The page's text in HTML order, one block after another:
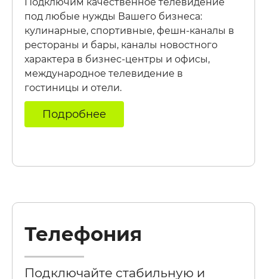
под любые нужды Вашего бизнеса:
кулинарные, спортивные, фешн-каналы в
рестораны и бары, каналы новостного
характера в бизнес-центры и офисы,
международное телевидение в
гостиницы и отели.
Подробнее
Телефония
Подключайте стабильную и